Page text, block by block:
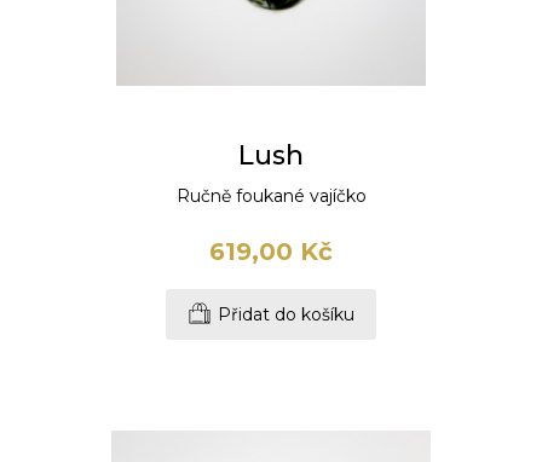
Lush
Ručně foukané vajíčko
619,00 Kč
Přidat do košíku